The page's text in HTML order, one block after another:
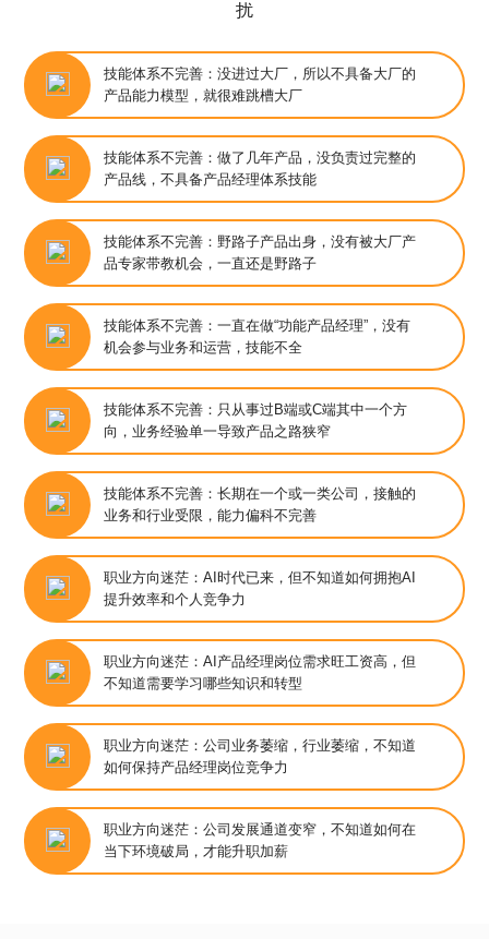
扰
技能体系不完善：没进过大厂，所以不具备大厂的
产品能力模型，就很难跳槽大厂
技能体系不完善：做了几年产品，没负责过完整的
产品线，不具备产品经理体系技能
技能体系不完善：野路子产品出身，没有被大厂产
品专家带教机会，一直还是野路子
技能体系不完善：一直在做“功能产品经理”，没有
机会参与业务和运营，技能不全
技能体系不完善：只从事过B端或C端其中一个方
向，业务经验单一导致产品之路狭窄
技能体系不完善：长期在一个或一类公司，接触的
业务和行业受限，能力偏科不完善
​职业方向迷茫：AI时代已来，但不知道如何拥抱AI
提升效率和个人竞争力
​职业方向迷茫：AI产品经理岗位需求旺工资高，但
不知道需要学习哪些知识和转型
​职业方向迷茫：公司业务萎缩，行业萎缩，不知道
如何保持产品经理岗位竞争力
​职业方向迷茫：公司发展通道变窄，不知道如何在
当下环境破局，才能升职加薪